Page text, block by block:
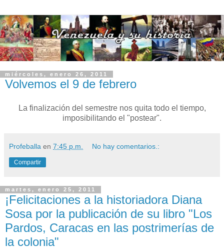
miércoles, enero 26, 2011
Volvemos el 9 de febrero
La finalización del semestre nos quita todo el tiempo,
imposibilitando el "postear".
Profeballa en 7:45 p.m. No hay comentarios.:
Compartir
martes, enero 25, 2011
¡Felicitaciones a la historiadora Diana
Sosa por la publicación de su libro "Los
Pardos, Caracas en las postrimerías de
la colonia"